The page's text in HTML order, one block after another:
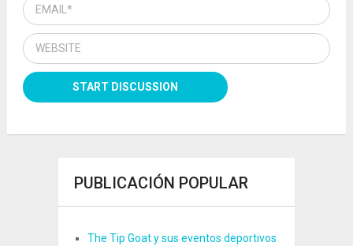
PUBLICACIÓN POPULAR
The Tip Goat y sus eventos deportivos